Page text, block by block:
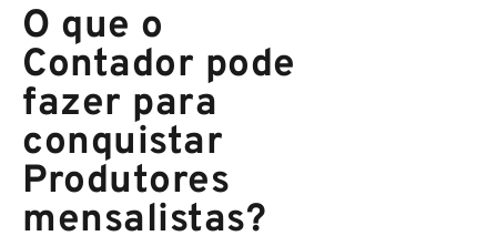
O que o
Contador pode
fazer para
conquistar
Produtores
mensalistas?